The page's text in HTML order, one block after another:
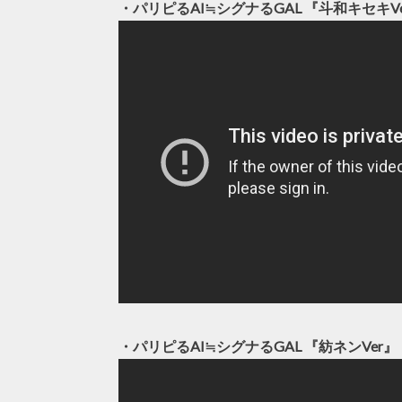
・パリピるAI≒シグナるGAL 『斗和キセキ
・パリピるAI≒シグナるGAL 『紡ネンVer』